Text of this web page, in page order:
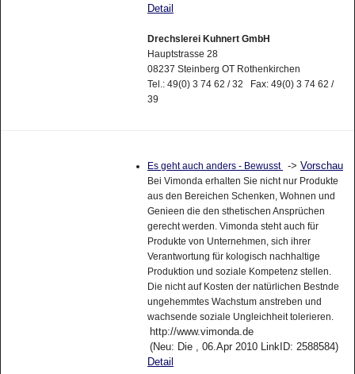
Detail
Drechslerei Kuhnert GmbH
Hauptstrasse 28
08237 Steinberg OT Rothenkirchen
Tel.: 49(0) 3 74 62 / 32 Fax: 49(0) 3 74 62 /
39
Es geht auch anders - Bewusst -> Vorschau
Bei Vimonda erhalten Sie nicht nur Produkte
aus den Bereichen Schenken, Wohnen und
Genieen die den sthetischen Ansprüchen
gerecht werden. Vimonda steht auch für
Produkte von Unternehmen, sich ihrer
Verantwortung für kologisch nachhaltige
Produktion und soziale Kompetenz stellen.
Die nicht auf Kosten der natürlichen Bestnde
ungehemmtes Wachstum anstreben und
wachsende soziale Ungleichheit tolerieren.
http://www.vimonda.de
(Neu: Die , 06.Apr 2010 LinkID: 2588584)
Detail